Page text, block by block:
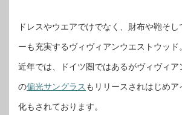
ドレスやウエアでけでなく、財布や鞄そし
ーも充実するヴィヴィアンウエストウッド。
近年では、ドイツ圏ではあるがヴィヴィア
の偏光サングラス もリリースされはじめ
化もされております。